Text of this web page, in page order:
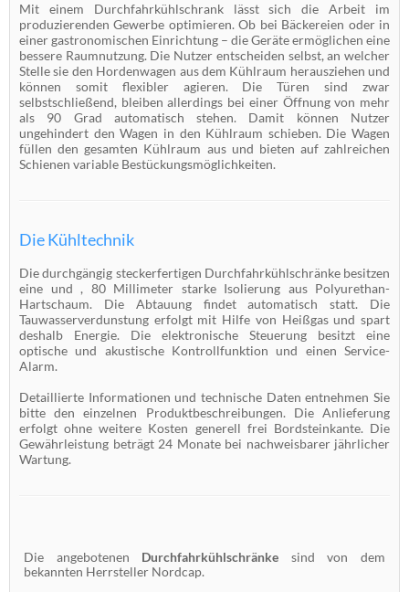
Mit einem Durchfahrkühlschrank lässt sich die Arbeit im
produzierenden Gewerbe optimieren. Ob bei Bäckereien oder in
einer gastronomischen Einrichtung – die Geräte ermöglichen eine
bessere Raumnutzung. Die Nutzer entscheiden selbst, an welcher
Stelle sie den Hordenwagen aus dem Kühlraum herausziehen und
können somit flexibler agieren. Die Türen sind zwar
selbstschließend, bleiben allerdings bei einer Öffnung von mehr
als 90 Grad automatisch stehen. Damit können Nutzer
ungehindert den Wagen in den Kühlraum schieben. Die Wagen
füllen den gesamten Kühlraum aus und bieten auf zahlreichen
Schienen variable Bestückungsmöglichkeiten.
Die Kühltechnik
Die durchgängig steckerfertigen Durchfahrkühlschränke besitzen
eine und , 80 Millimeter starke Isolierung aus Polyurethan-
Hartschaum. Die Abtauung findet automatisch statt. Die
Tauwasserverdunstung erfolgt mit Hilfe von Heißgas und spart
deshalb Energie. Die elektronische Steuerung besitzt eine
optische und akustische Kontrollfunktion und einen Service-
Alarm.
Detaillierte Informationen und technische Daten entnehmen Sie
bitte den einzelnen Produktbeschreibungen. Die Anlieferung
erfolgt ohne weitere Kosten generell frei Bordsteinkante. Die
Gewährleistung beträgt 24 Monate bei nachweisbarer jährlicher
Wartung.
Die angebotenen Durchfahrkühlschränke sind von dem
bekannten Herrsteller Nordcap.